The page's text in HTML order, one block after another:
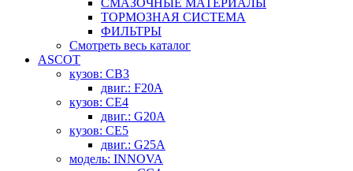
СМАЗОЧНЫЕ МАТЕРИАЛЫ
ТОРМОЗНАЯ СИСТЕМА
ФИЛЬТРЫ
Смотреть весь каталог
ASCOT
кузов: CB3
двиг.: F20A
кузов: CE4
двиг.: G20A
кузов: CE5
двиг.: G25A
модель: INNOVA